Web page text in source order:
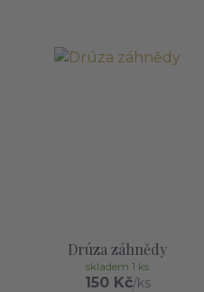
Drúza záhnědy
150 Kč/ks
skladem 1 ks